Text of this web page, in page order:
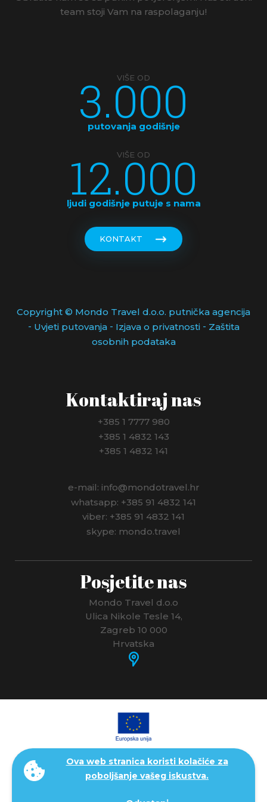
Ova web stranica koristi kolačiće za
poboljšanje vašeg iskustva.
team stoji Vam na raspolaganju!
VIŠE OD
3.000
putovanja godišnje
VIŠE OD
12.000
ljudi godišnje putuje s nama
KONTAKT
Copyright © Mondo Travel d.o.o. putnička agencija
- Uvjeti putovanja- Izjava o privatnosti- Zaštita
osobnih podataka
Kontaktiraj nas
+385 1 7777 980
+385 1 4832 143
+385 1 4832 141
e-mail: info@mondotravel.hr
whatsapp: +385 91 4832 141
viber: +385 91 4832 141
skype: mondo.travel
Posjetite nas
Mondo Travel d.o.o
Ulica Nikole Tesle 14,
Zagreb 10 000
Hrvatska